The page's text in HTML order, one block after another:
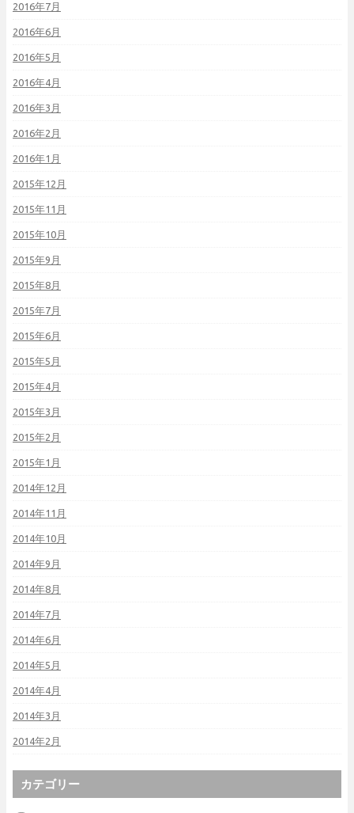
2016年7月
2016年6月
2016年5月
2016年4月
2016年3月
2016年2月
2016年1月
2015年12月
2015年11月
2015年10月
2015年9月
2015年8月
2015年7月
2015年6月
2015年5月
2015年4月
2015年3月
2015年2月
2015年1月
2014年12月
2014年11月
2014年10月
2014年9月
2014年8月
2014年7月
2014年6月
2014年5月
2014年4月
2014年3月
2014年2月
カテゴリー